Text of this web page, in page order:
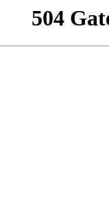
504